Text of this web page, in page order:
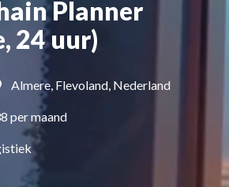
Planner
24 uur)
Almere, Flevoland, Nederland
per maand